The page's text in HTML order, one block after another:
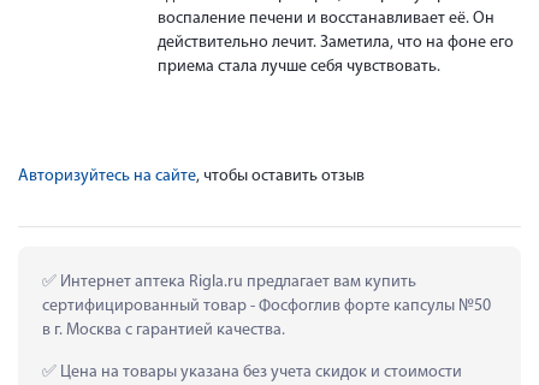
воспаление печени и восстанавливает её. Он
действительно лечит. Заметила, что на фоне его
приема стала лучше себя чувствовать.
Авторизуйтесь на сайте, чтобы оставить отзыв
Интернет аптека Rigla.ru предлагает вам купить
сертифицированный товар - Фосфоглив форте капсулы №50
в г. Москва с гарантией качества.
Цена на товары указана без учета скидок и стоимости